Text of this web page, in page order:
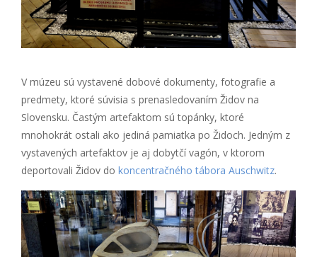
V múzeu sú vystavené dobové dokumenty, fotografie a
predmety, ktoré súvisia s prenasledovaním Židov na
Slovensku. Častým artefaktom sú topánky, ktoré
mnohokrát ostali ako jediná pamiatka po Židoch. Jedným z
vystavených artefaktov je aj dobytčí vagón, v ktorom
deportovali Židov do koncentračného tábora Auschwitz.